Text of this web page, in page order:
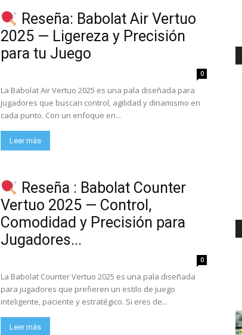
Reseña: Babolat Air Vertuo
2025 — Ligereza y Precisión
para tu Juego
0
La Babolat Air Vertuo 2025 es una pala diseñada para
jugadores que buscan control, agilidad y dinamismo en
cada punto. Con un enfoque en...
Leer más
Reseña : Babolat Counter
Vertuo 2025 — Control,
Comodidad y Precisión para
Jugadores...
0
La Babolat Counter Vertuo 2025 es una pala diseñada
para jugadores que prefieren un estilo de juego
inteligente, paciente y estratégico. Si eres de...
Leer más